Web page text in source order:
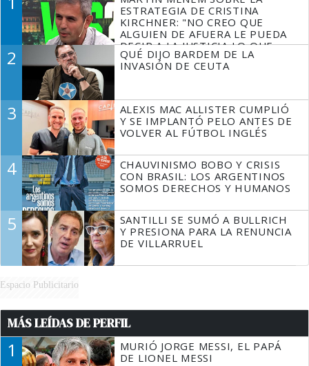
ESTRATEGIA DE CRISTINA
KIRCHNER: "NO CREO QUE
ALGUIEN DE AFUERA LE PUEDA
DECIR A LA JUSTICIA LO QUE
TIENE QUE HACER"
2
QUÉ DIJO BARDEM DE LA
INVASIÓN DE CEUTA
3
ALEXIS MAC ALLISTER CUMPLIÓ
Y SE IMPLANTÓ PELO ANTES DE
VOLVER AL FÚTBOL INGLÉS
4
CHAUVINISMO BOBO Y CRISIS
CON BRASIL: LOS ARGENTINOS
SOMOS DERECHOS Y HUMANOS
5
SANTILLI SE SUMÓ A BULLRICH
Y PRESIONA PARA LA RENUNCIA
DE VILLARRUEL
Espacio Publicitario
MÁS LEÍDAS DE PERFIL
1
MURIÓ JORGE MESSI, EL PAPÁ
DE LIONEL MESSI